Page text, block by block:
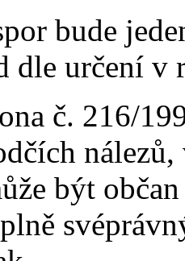
bude
dle určení v
č. 216/
být